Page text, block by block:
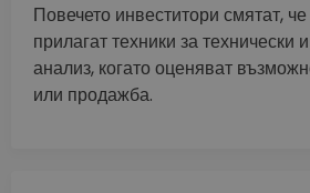
Повечето инвеститори смятат,
прилагат техники за
анализ, когато оценяват
или продажба.